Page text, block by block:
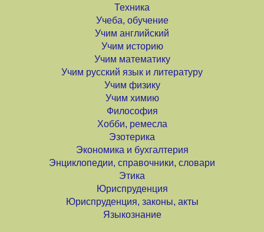
Техника
Учеба, обучение
Учим английский
Учим историю
Учим математику
Учим русский язык и литературу
Учим физику
Учим химию
Философия
Хобби, ремесла
Эзотерика
Экономика и бухгалтерия
Энциклопедии, справочники, словари
Этика
Юриспруденция
Юриспруденция, законы, акты
Языкознание